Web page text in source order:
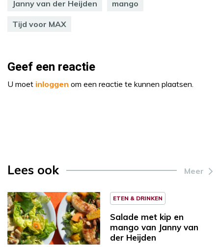
Janny van der Heijden mango
Tijd voor MAX
Geef een reactie
U moet inloggen om een reactie te kunnen plaatsen.
Lees ook Meer
ETEN & DRINKEN
Salade met kip en
mango van Janny van
der Heijden